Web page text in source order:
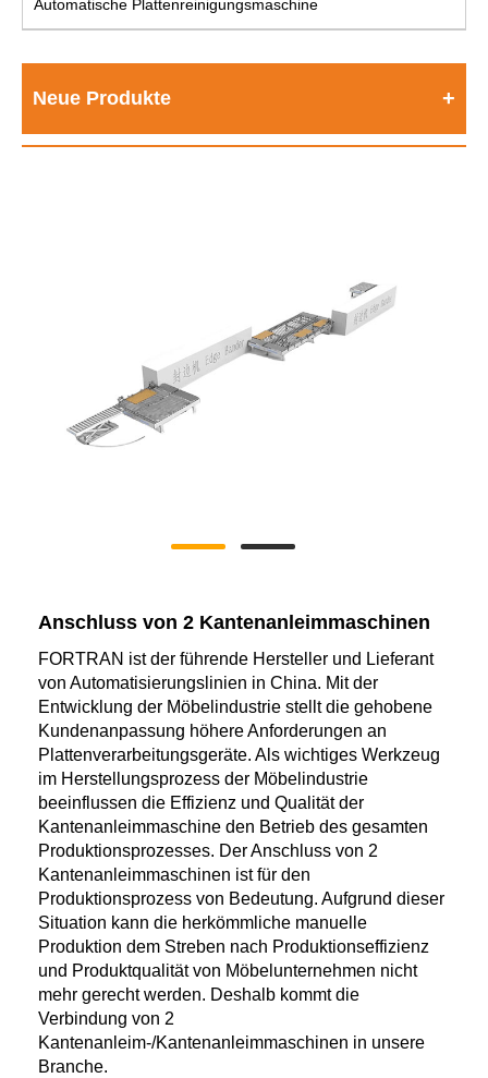
Automatische Plattenreinigungsmaschine
Neue Produkte
Anschluss von 2 Kantenanleimmaschinen
FORTRAN ist der führende Hersteller und Lieferant
von Automatisierungslinien in China. Mit der
Entwicklung der Möbelindustrie stellt die gehobene
Kundenanpassung höhere Anforderungen an
Plattenverarbeitungsgeräte. Als wichtiges Werkzeug
im Herstellungsprozess der Möbelindustrie
beeinflussen die Effizienz und Qualität der
Kantenanleimmaschine den Betrieb des gesamten
Produktionsprozesses. Der Anschluss von 2
Kantenanleimmaschinen ist für den
Produktionsprozess von Bedeutung. Aufgrund dieser
Situation kann die herkömmliche manuelle
Produktion dem Streben nach Produktionseffizienz
und Produktqualität von Möbelunternehmen nicht
mehr gerecht werden. Deshalb kommt die
Verbindung von 2
Kantenanleim-/Kantenanleimmaschinen in unsere
Branche.